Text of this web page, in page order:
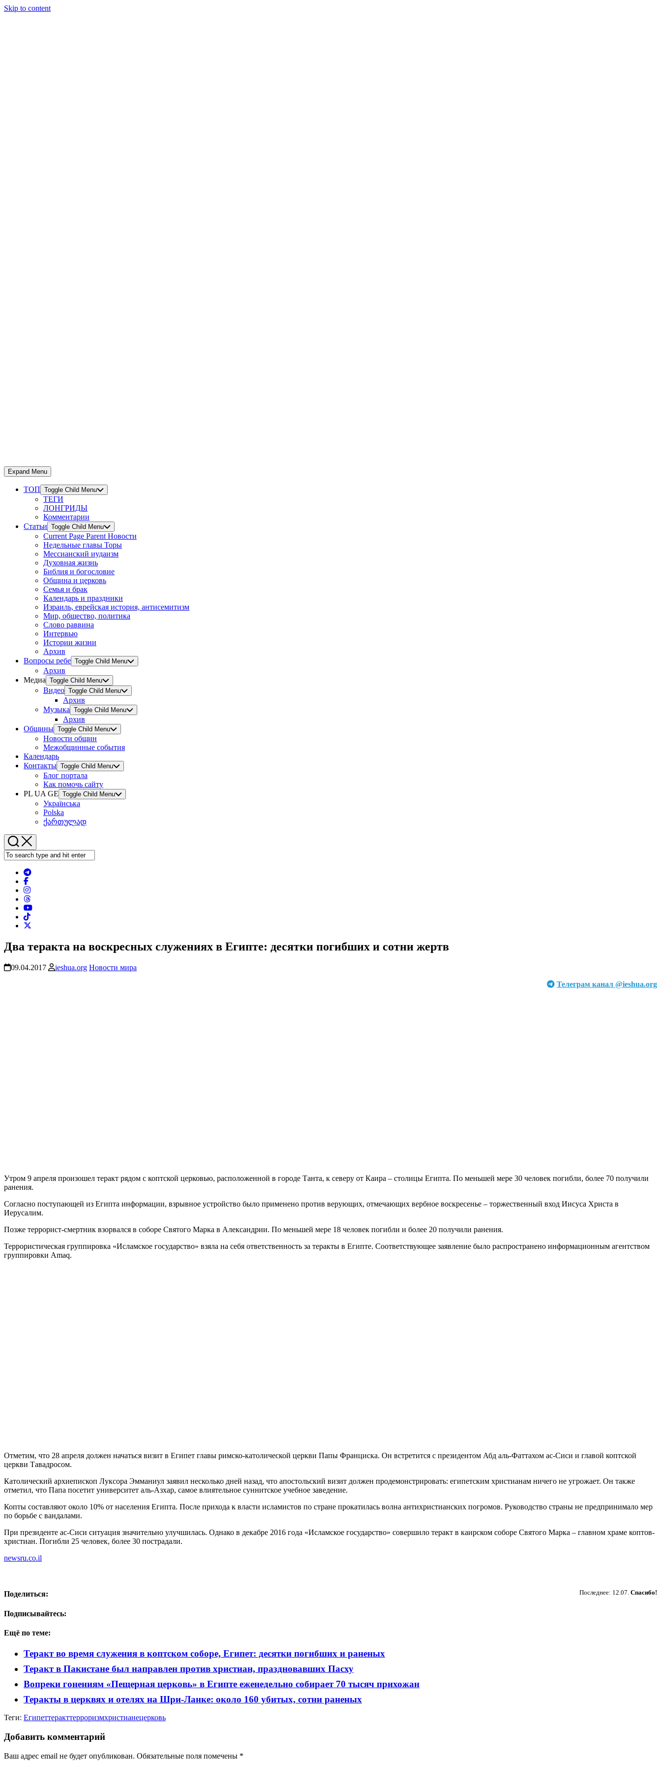
Skip to content
Expand Menu
ТОП Toggle Child Menu
ТЕГИ
ЛОНГРИДЫ
Комментарии
Статьи Toggle Child Menu
Current Page Parent Новости
Недельные главы Торы
Мессианский иудаизм
Духовная жизнь
Библия и богословие
Община и церковь
Семья и брак
Календарь и праздники
Израиль, еврейская история, антисемитизм
Мир, общество, политика
Слово раввина
Интервью
Истории жизни
Архив
Вопросы ребе Toggle Child Menu
Архив
Медиа Toggle Child Menu
Видео Toggle Child Menu
Архив
Музыка Toggle Child Menu
Архив
Общины Toggle Child Menu
Новости общин
Межобщинные события
Календарь
Контакты Toggle Child Menu
Блог портала
Как помочь сайту
PL UA GE Toggle Child Menu
Українська
Polska
ქართულად
Два теракта на воскресных служениях в Египте: десятки погибших и сотни жертв
09.04.2017 ieshua.org Новости мира
Телеграм канал @ieshua.org
Утром 9 апреля произошел теракт рядом с коптской церковью, расположенной в городе Танта, к северу от Каира – столицы Египта. По меньшей мере 30 человек погибли, более 70 получили
ранения.
Согласно поступающей из Египта информации, взрывное устройство было применено против верующих, отмечающих вербное воскресенье – торжественный вход Иисуса Христа в
Иерусалим.
Позже террорист-смертник взорвался в соборе Святого Марка в Александрии. По меньшей мере 18 человек погибли и более 20 получили ранения.
Террористическая группировка «Исламское государство» взяла на себя ответственность за теракты в Египте. Соответствующее заявление было распространено информационным агентством
группировки Amaq.
Отметим, что 28 апреля должен начаться визит в Египет главы римско-католической церкви Папы Франциска. Он встретится с президентом Абд аль-Фаттахом ас-Сиси и главой коптской
церкви Тавадросом.
Католический архиепископ Луксора Эмманиул заявил несколько дней назад, что апостольский визит должен продемонстрировать: египетским христианам ничего не угрожает. Он также
отметил, что Папа посетит университет аль-Азхар, самое влиятельное суннитское учебное заведение.
Копты составляют около 10% от населения Египта. После прихода к власти исламистов по стране прокатилась волна антихристианских погромов. Руководство страны не предпринимало мер
по борьбе с вандалами.
При президенте ас-Сиси ситуация значительно улучшилась. Однако в декабре 2016 года «Исламское государство» совершило теракт в каирском соборе Святого Марка – главном храме коптов-
христиан. Погибли 25 человек, более 30 пострадали.
newsru.co.il
Последнее: 12.07. Спасибо!
Поделиться:
Подписывайтесь:
Ещё по теме:
Теракт во время служения в коптском соборе, Египет: десятки погибших и раненых
Теракт в Пакистане был направлен против христиан, праздновавших Пасху
Вопреки гонениям «Пещерная церковь» в Египте еженедельно собирает 70 тысяч прихожан
Теракты в церквях и отелях на Шри-Ланке: около 160 убитых, сотни раненых
Теги: Египеттеракттерроризмхристианецерковь
Добавить комментарий
Ваш адрес email не будет опубликован. Обязательные поля помечены *